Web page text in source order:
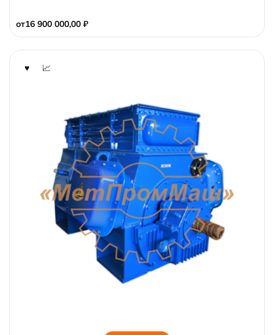
от16 900 000,00 ₽
u
t
f